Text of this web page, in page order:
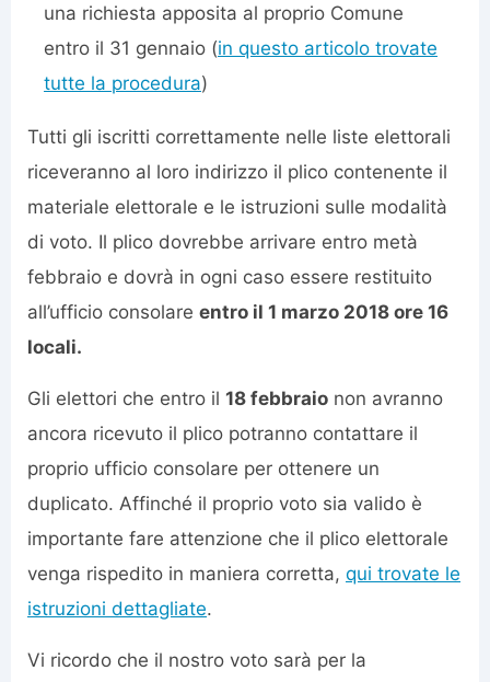
una richiesta apposita al proprio Comune
entro il 31 gennaio (in questo articolo trovate
tutte la procedura)
Tutti gli iscritti correttamente nelle liste elettorali
riceveranno al loro indirizzo il plico contenente il
materiale elettorale e le istruzioni sulle modalità
di voto. Il plico dovrebbe arrivare entro metà
febbraio e dovrà in ogni caso essere restituito
all’ufficio consolare entro il 1 marzo 2018 ore 16
locali.
Gli elettori che entro il 18 febbraio non avranno
ancora ricevuto il plico potranno contattare il
proprio ufficio consolare per ottenere un
duplicato. Affinché il proprio voto sia valido è
importante fare attenzione che il plico elettorale
venga rispedito in maniera corretta, qui trovate le
istruzioni dettagliate.
Vi ricordo che il nostro voto sarà per la